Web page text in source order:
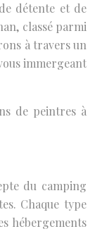
détente et de
classé parmi
à travers un
immergeant
de peintres à
du camping
Chaque type
hébergements